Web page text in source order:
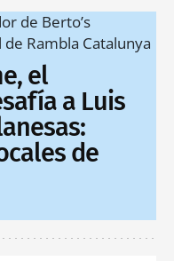
el
a Luis
de